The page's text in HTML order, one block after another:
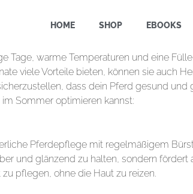
HOME SHOP EBOOKS
Tage, warme Temperaturen und eine
viele Vorteile bieten, können sie auch
dass dein Pferd gesund
Sommer optimieren kannst:
Pferdepflege mit regelmäßigem
und glänzend zu halten, sondern
pflegen, ohne die Haut zu reizen.